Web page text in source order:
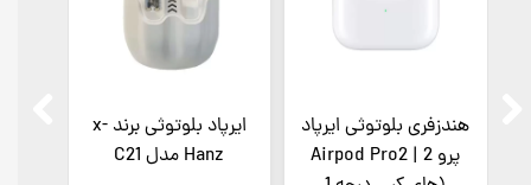
ایرپاد بلوتوثی برند x-
Hanz مدل C21
هندزفری بلوتوثی ایرپاد
پرو 2 | Airpod Pro2